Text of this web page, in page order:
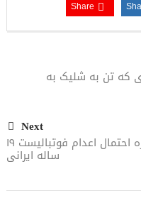
Share
که تن به شلیک به
Next
هشدار شدیداللحن آمریکا در باره احتمال اعدام فوتبالیست ۱۹
ساله ایرانی